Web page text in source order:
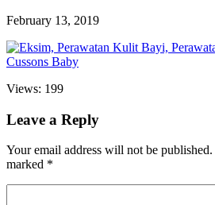
February 13, 2019
Views: 199
Leave a Reply
Your email address will not be published.
marked *